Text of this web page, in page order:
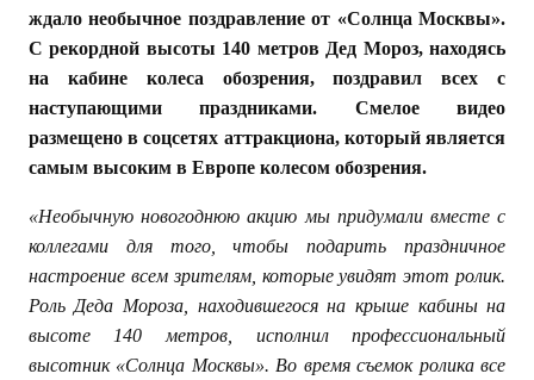
ждало необычное поздравление от «Солнца Москвы».
С рекордной высоты 140 метров Дед Мороз, находясь
на кабине колеса обозрения, поздравил всех с
наступающими праздниками. Смелое видео
размещено в соцсетях аттракциона, который является
самым высоким в Европе колесом обозрения.
«Необычную новогоднюю акцию мы придумали вместе с
коллегами для того, чтобы подарить праздничное
настроение всем зрителям, которые увидят этот ролик.
Роль Деда Мороза, находившегося на крыше кабины на
высоте 140 метров, исполнил профессиональный
высотник «Солнца Москвы». Во время съемок ролика все